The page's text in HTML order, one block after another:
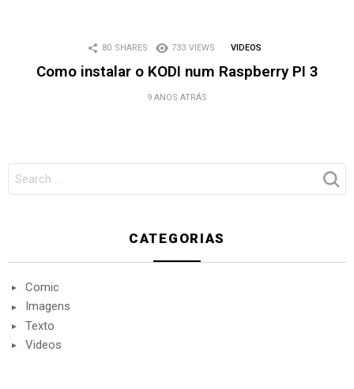
80 SHARES 733 VIEWS VIDEOS
Como instalar o KODI num Raspberry PI 3
9 ANOS ATRÁS
FOR:
CATEGORIAS
Comic
Imagens
Texto
Videos